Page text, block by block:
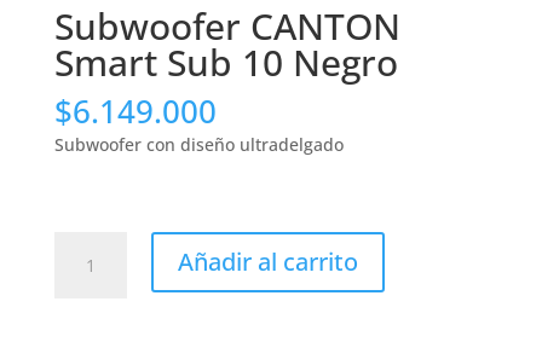
Subwoofer CANTON
Smart Sub 10 Negro
$6.149.000
Subwoofer con diseño ultradelgado
CANTON
Añadir al carrito